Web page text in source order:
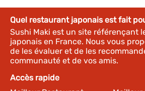
Quel restaurant japonais est fait
Sushi Maki est un site référençant
japonais en France. Nous vous
de les évaluer et de les
communauté et de vos amis.
Accès rapide